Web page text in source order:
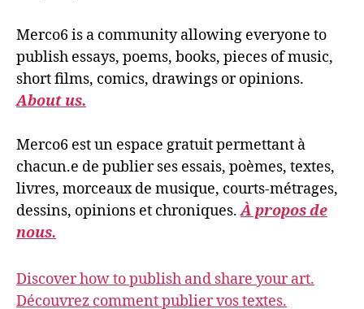
Merco6 is a community allowing everyone to
publish essays, poems, books, pieces of music,
short films, comics, drawings or opinions.
About us.
Merco6 est un espace gratuit permettant à
chacun.e de publier ses essais, poèmes, textes,
livres, morceaux de musique, courts-métrages,
dessins, opinions et chroniques.À propos de
nous.
Discover how to publish and share your art.
Découvrez comment publier vos textes.